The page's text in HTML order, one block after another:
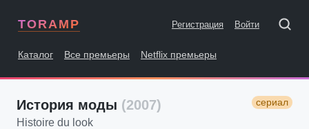
TORAMP Регистрация Войти
Каталог Все премьеры Netflix премьеры
История моды (2007) сериал
Histoire du look